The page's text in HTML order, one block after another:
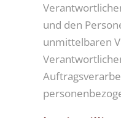
und den
unmittelbaren